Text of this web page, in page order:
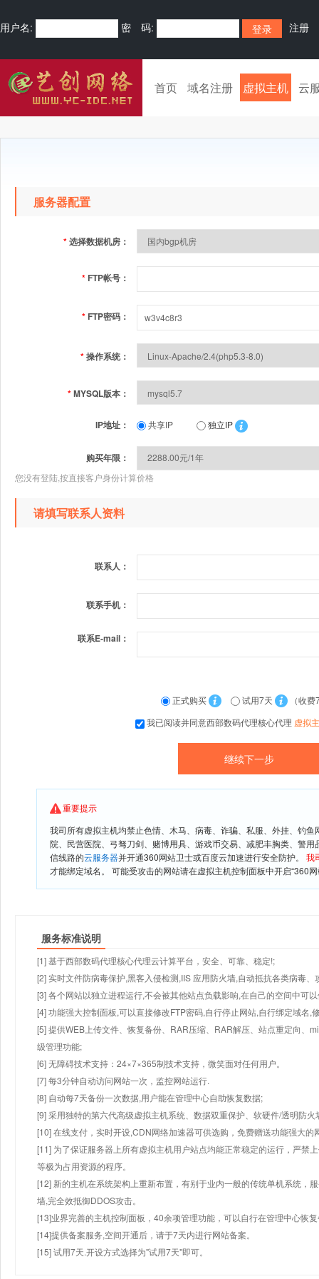
用户名: 密 码: 注册
首页 域名注册 虚拟主机 云
服务器配置
*选择数据机房：
* FTP帐号：
* FTP密码：
*操作系统：
*MYSQL版本：
IP地址： 共享IP 独立IP
购买年限：
您没有登陆,按直接客户身份计算价格
请填写联系人资料
联系人：
联系手机：
联系E-mail：
正式购买 试用7天
（收费
我已阅读并同意西部数码代理核心代理 虚拟
重要提示
我司所有虚拟主机均禁止色情、木马、病毒、诈骗、私服、外挂、钓
院、民营医院、弓驽刀剑、赌博用具、游戏币交易、减肥丰胸类、警
信线路的云服务器并开通360网站卫士或百度云加速进行安全防护。 我
才能绑定域名。 可能受攻击的网站请在虚拟主机控制面板中开启“360
服务标准说明
[1] 基于西部数码代理核心代理云计算平台，安全、可靠、稳定!;
[2] 实时文件防病毒保护,黑客入侵检测,IIS 应用防火墙,自动抵抗各类病毒、
[3] 各个网站以独立进程运行,不会被其他站点负载影响,在自己的空间中可
[4] 功能强大控制面板,可以直接修改FTP密码,自行停止网站,自行绑定域名,
[5] 提供WEB上传文件、恢复备份、RAR压缩、RAR解压、站点重定向、
级管理功能;
[6] 无障碍技术支持：24×7×365制技术支持，微笑面对任何用户。
[7] 每3分钟自动访问网站一次，监控网站运行.
[8] 自动每7天备份一次数据,用户能在管理中心自助恢复数据;
[9] 采用独特的第六代高级虚拟主机系统、数据双重保护、软硬件/透明防火
[10] 在线支付，实时开设,CDN网络加速器可供选购，免费赠送功能强大
[11] 为了保证服务器上所有虚拟主机用户站点均能正常稳定的运行，严禁
等极为占用资源的程序。
[12] 新的主机在系统架构上重新布置，有别于业内一般的传统单机系统，
墙,完全效抵御DDOS攻击。
[13]业界完善的主机控制面板，40余项管理功能，可以自行在管理中心恢
[14]提供备案服务,空间开通后，请于7天内进行网站备案。
[15] 试用7天.开设方式选择为"试用7天"即可。